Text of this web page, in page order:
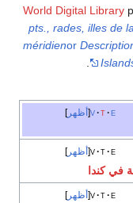
World Digital Library
pts., rades, illes de
méridienor
.
أظهر v t e
أظهر v t e
في كندا
أظهر v t e